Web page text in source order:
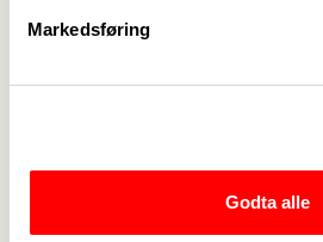
Markedsføring
Godta alle